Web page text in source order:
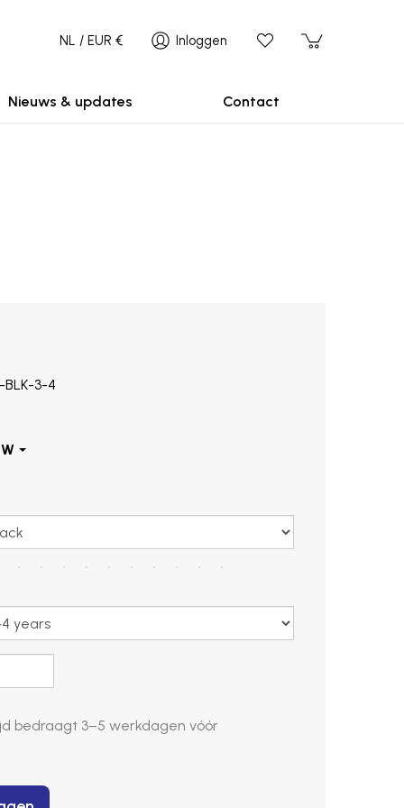
NL / EUR € Inloggen
Nieuws & updates Contact
BLK-3-4
bedraagt 3–5 werkdagen vóór